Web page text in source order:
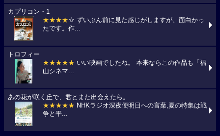
カプリコン・1
★★★★☆ ずいぶん前に見た感じがしますが、面白かっ
たです。作...
トロフィー
★★★★★ いい映画でしたね。 本来ならこの作品も「福
山シネマ...
あの花が咲く丘で、君とまた出会えたら。
★★★★★ NHKラジオ深夜便明日への言葉,夏の特集は戦
争と平...